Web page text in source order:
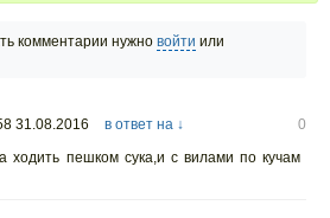
комментарии нужно войти или
31.08.2016 в ответ на ↓
0
ходить пешком сука,и с вилами по кучам